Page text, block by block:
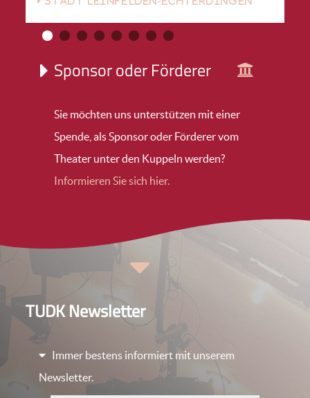
Sponsor oder Förderer
Sie möchten uns unterstützen mit einer
Spende, als Sponsor oder Förderer vom
Theater unter den Kuppeln werden?
Informieren Sie sich hier.
TUDK Newsletter
Immer bestens informiert mit unserem
Newsletter.